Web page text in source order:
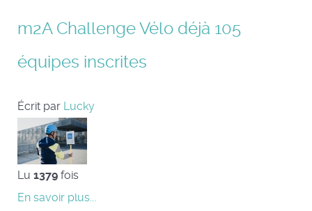
m2A Challenge Vélo déjà 105
équipes inscrites
Écrit par Lucky
Lu 1379 fois
En savoir plus...